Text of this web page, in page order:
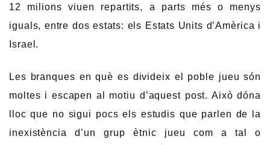
12 milions viuen repartits, a parts més o menys
iguals, entre dos estats: els Estats Units d’Amèrica i
Israel.
Les branques en què es divideix el poble jueu són
moltes i escapen al motiu d’aquest post. Això dóna
lloc que no sigui pocs els estudis que parlen de la
inexistència d’un grup ètnic jueu com a tal o